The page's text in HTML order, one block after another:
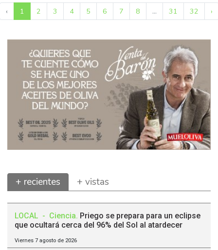
‹ 1 2 3 4 5 6 7 8 ... 31 32 ›
+ recientes + vistas
LOCAL - Ciencia. Priego se prepara para un eclipse
que ocultará cerca del 96% del Sol al atardecer
Viernes 7 agosto de 2026